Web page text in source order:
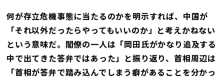
何が存立危機事態に当たるのかを明示すれば、中国が
「それ以外だったらやってもいいのか」と考えかねない
という意味だ。閣僚の一人は「岡田氏がかなり追及する
中で出てきた答弁ではあった」と振り返り、首相周辺は
「首相が答弁で踏み込んでしまう癖があることを分かっ